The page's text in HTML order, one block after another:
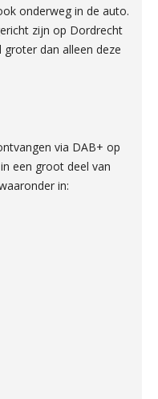
onderweg in de auto.
zijn op Dordrecht
dan alleen deze
via DAB+ op
een groot deel van
in: